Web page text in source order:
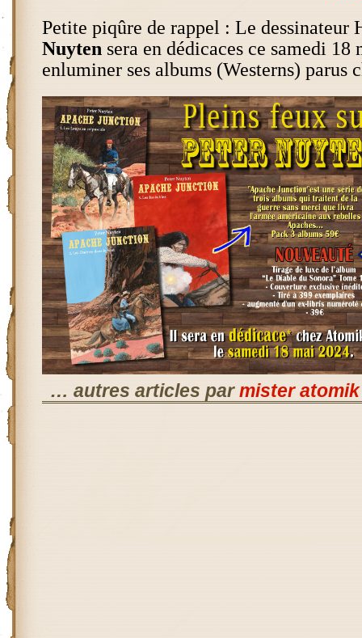
Petite piqûre de rappel : Le dessinateur
Nuyten sera en dédicaces ce samedi 18
enluminer ses albums (Westerns) parus
… autres articles parmister atomik